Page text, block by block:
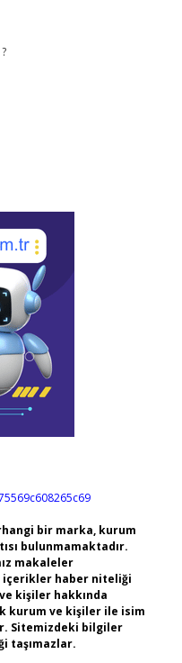
bir marka, kurum
bulunmamaktadır.
makaleler
içerikler haber niteliği
kişiler hakkında
kurum ve kişiler ile isim
Sitemizdeki bilgiler
taşımazlar.